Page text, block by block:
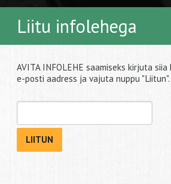
Liitu infolehega
AVITA INFOLEHE saamiseks kirjuta siia
e-posti aadress ja vajuta nuppu "Liitun".
LIITUN